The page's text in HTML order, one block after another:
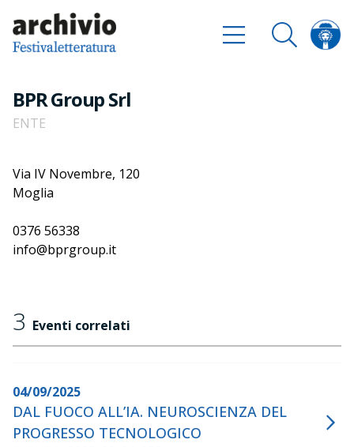
BPR Group Srl
ENTE
Via IV Novembre, 120
Moglia
0376 56338
info@bprgroup.it
3 Eventi correlati
04/09/2025
DAL FUOCO ALL’IA. NEUROSCIENZA DEL
PROGRESSO TECNOLOGICO